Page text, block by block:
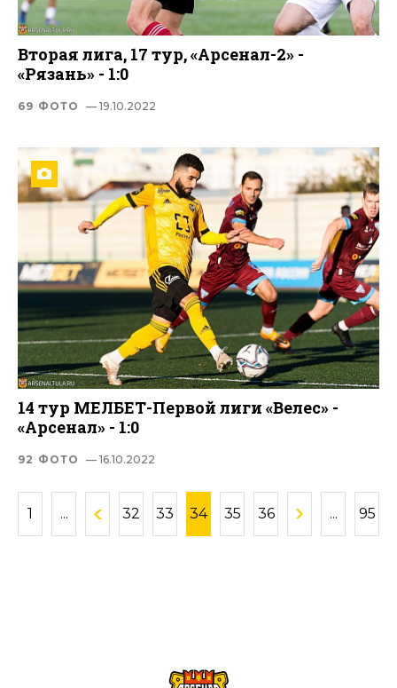
Вторая лига, 17 тур, «Арсенал-2» -
«Рязань» - 1:0
69 ФОТО — 19.10.2022
14 тур МЕЛБЕТ-Первой лиги «Велес» -
«Арсенал» - 1:0
92 ФОТО — 16.10.2022
1 ... 32 33 34 35 36 ... 95